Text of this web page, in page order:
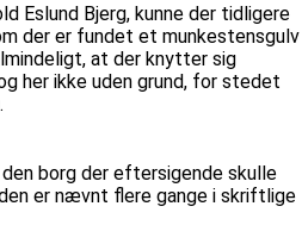
Eslund Bjerg, kunne der tidligere
der er fundet et munkestensgulv
at der knytter sig
her ikke uden grund, for stedet
borg der eftersigende skulle
er nævnt flere gange i skriftlige